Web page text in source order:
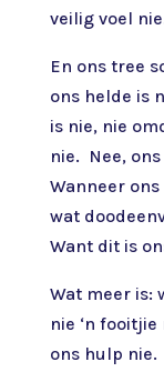
veilig voel
En ons tree
ons helde is
is nie, nie
nie. Nee,
Wanneer
wat
Want dit is
Wat meer is:
nie ‘n
ons hulp nie.